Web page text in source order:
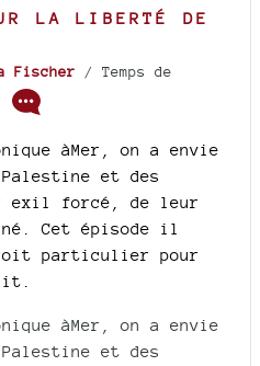
LA LIBERTÉ DE
Fischer / Temps de
àMer, on a envie
et des
exil forcé, de leur
Cet épisode il
particulier pour
àMer, on a envie
et des